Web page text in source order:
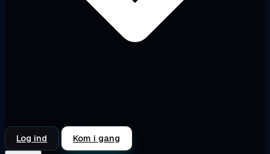
Log ind Kom i gang